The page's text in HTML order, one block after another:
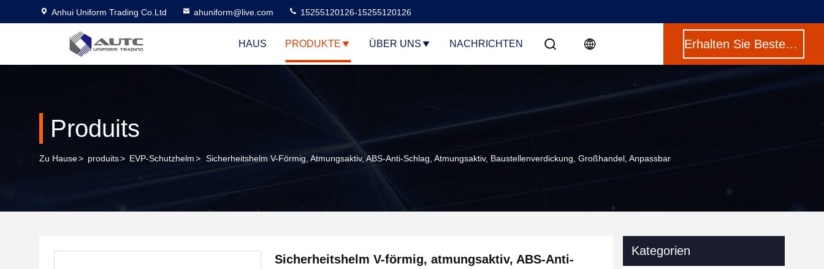
Anhui Uniform Trading Co.Ltd ahuniform@live.com 15255120126-15255120126
HAUS PRODUKTE ÜBER UNS NACHRICHTEN Erhalten Sie Besten Preis
Produits
Zu Hause> produits> EVP-Schutzhelm> Sicherheitshelm V-Förmig, Atmungsaktiv, ABS-Anti-Schlag, Atmungsaktiv, Baustellenverdickung, Großhandel, Anpassbar
Sicherheitshelm V-förmig, atmungsaktiv, ABS-Anti-
Kategorien